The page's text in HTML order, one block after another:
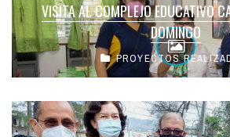
VISITA AL COMPLEJO EDUCATIVO
DOMINGO
PROYECTOS